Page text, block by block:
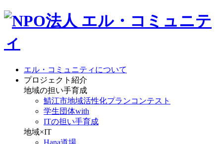
エル・コミュニティについて
プロジェクト紹介
地域の担い手育成
鯖江市地域活性化プランコンテスト
学生団体with
ITの担い手育成
地域×IT
Hana道場